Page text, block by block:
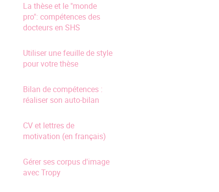
La thèse et le "monde
pro": compétences des
docteurs en SHS
Utiliser une feuille de style
pour votre thèse
Bilan de compétences :
réaliser son auto-bilan
CV et lettres de
motivation (en français)
Gérer ses corpus d'image
avec Tropy